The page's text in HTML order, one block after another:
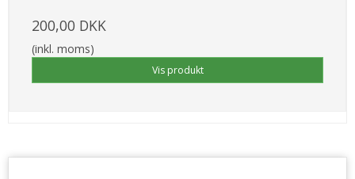
200,00 DKK
(inkl. moms)
Vis produkt